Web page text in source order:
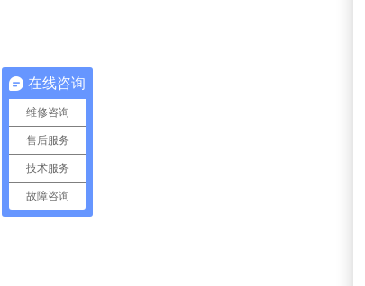
在线咨询
维修咨询
售后服务
技术服务
故障咨询